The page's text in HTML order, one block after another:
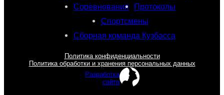
Соревнования
Протоколы
Спортсмены
Сборная команда Кузбасса
Политика конфиденциальности
Политика обработки и хранения персональных данных
Разработка
сайта